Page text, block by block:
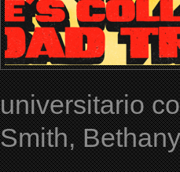
universitario
Smith,